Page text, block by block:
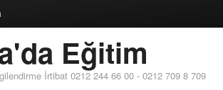
Eğitim
İrtibat 0212 244 66 00 - 0212 709 8 709